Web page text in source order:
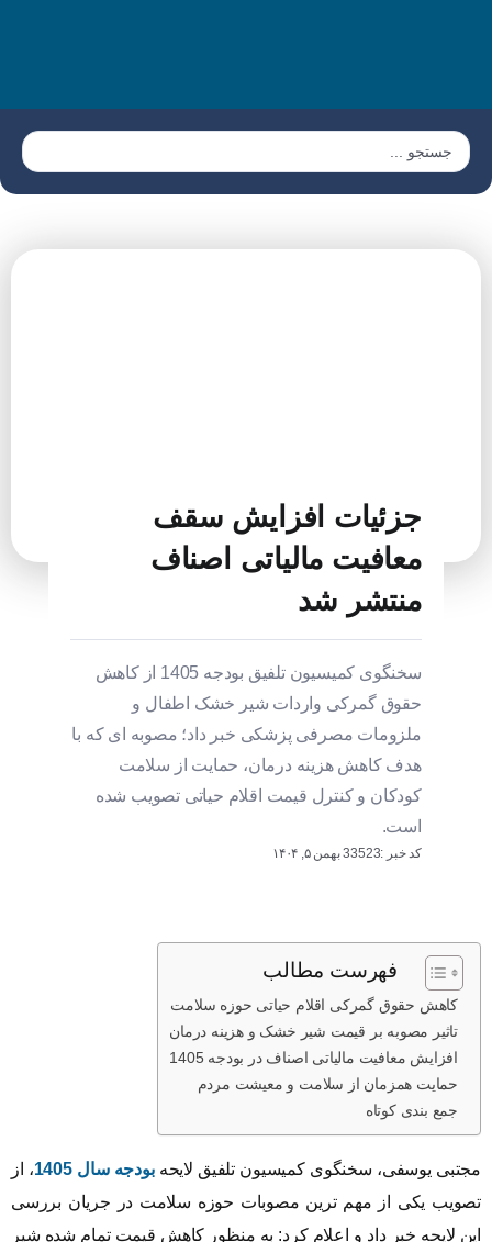
جزئیات افزایش سقف
معافیت مالیاتی اصناف
منتشر شد
سخنگوی کمیسیون تلفیق بودجه 1405 از کاهش
حقوق گمرکی واردات شیر خشک اطفال و
ملزومات مصرفی پزشکی خبر داد؛ مصوبه ای که با
هدف کاهش هزینه درمان، حمایت از سلامت
کودکان و کنترل قیمت اقلام حیاتی تصویب شده
است.
کد خبر :33523 بهمن ۵, ۱۴۰۴
فهرست مطالب
کاهش حقوق گمرکی اقلام حیاتی حوزه سلامت
تاثیر مصوبه بر قیمت شیر خشک و هزینه درمان
افزایش معافیت مالیاتی اصناف در بودجه 1405
حمایت همزمان از سلامت و معیشت مردم
جمع بندی کوتاه
مجتبی یوسفی، سخنگوی کمیسیون تلفیق لایحه بودجه سال 1405
، از
تصویب یکی از مهم ترین مصوبات حوزه سلامت در جریان بررسی
این لایحه خبر داد و اعلام کرد: به منظور کاهش قیمت تمام شده شیر